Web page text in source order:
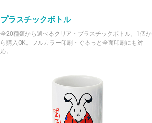
プラスチックボトル
全20種類から選べるクリア・プラスチックボトル。1個か
ら購入OK。フルカラー印刷・ぐるっと全面印刷にも対
応。